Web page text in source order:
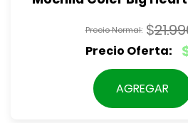
$
El
precio
El
AGREGAR